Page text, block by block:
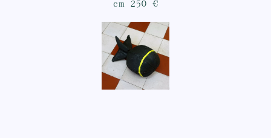
cm 250 €